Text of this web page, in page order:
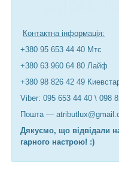
Контактна інформація:
+380 95 653 44 40 Мтс
+380 63 960 64 80 Лайф
+380 98 826 42 49
Viber: 095 653 44 40 \ 098
Пошта —
Дякуємо, що відвідали
гарного настрою! :)